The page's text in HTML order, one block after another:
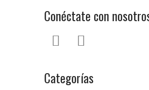
Conéctate con
L
n
k
T
i
t
Categorías